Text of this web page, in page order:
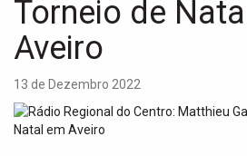
Torneio de
Aveiro
13 de Dezembro 2022